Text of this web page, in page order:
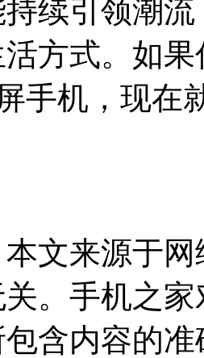
续引领潮
方式。如
手机，现在
文来源于
。手机之
含内容的